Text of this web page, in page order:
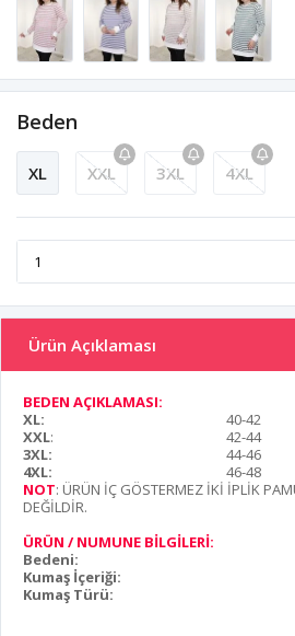
Beden
XL XXL 3XL 4XL
Ürün Açıklaması
BEDEN AÇIKLAMASI:
XL:
40-42
XXL:
42-44
3XL:
44-46
4XL:
46-48
NOT: ÜRÜN İÇ GÖSTERMEZ İKİ İPLİK
DEĞİLDİR.
ÜRÜN / NUMUNE BİLGİLERİ:
Bedeni:
Kumaş İçeriği:
Kumaş Türü: